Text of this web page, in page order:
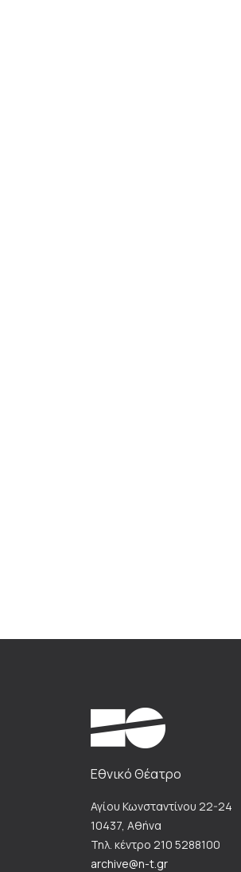
Εθνικό Θέατρο
Αγίου Κωνσταντίνου 22-24
10437, Αθήνα
Τηλ. κέντρο 210 5288100
archive@n-t.gr